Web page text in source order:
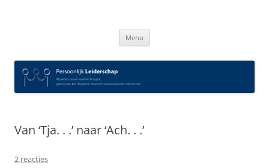
Menu
Van ‘Tja. . .’ naar ‘Ach. . .’
2 reacties